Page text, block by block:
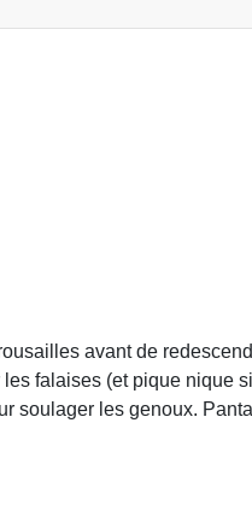
avant de
falaises (et pique nique
soulager les genoux.